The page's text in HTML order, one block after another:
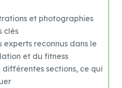
et photographies
clés
experts reconnus dans le
et du fitness
différentes sections, ce qui